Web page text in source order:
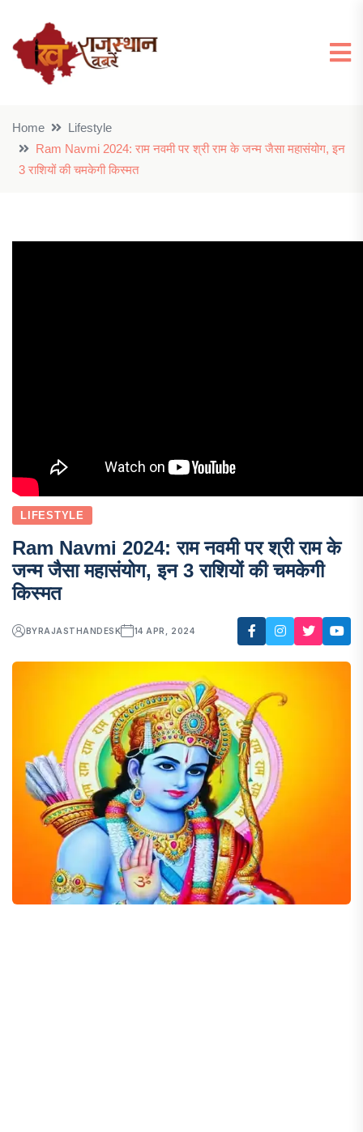
Home
Lifestyle
Ram Navmi 2024: राम नवमी पर श्री राम के जन्म जैसा महासंयोग, इन
3 राशियों की चमकेगी किस्मत
LIFESTYLE
Ram Navmi 2024: राम नवमी पर श्री राम के
जन्म जैसा महासंयोग, इन 3 राशियों की चमकेगी
किस्मत
BY RAJASTHANDESK 14 APR, 2024